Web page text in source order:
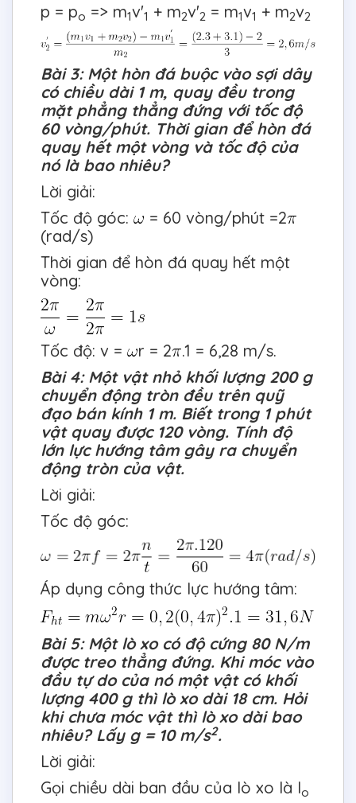
p = po => m1v'1 + m2v'2 = m1v1 + m2v2
Bài 3: Một hòn đá buộc vào sợi dây
có chiều dài 1 m, quay đều trong
mặt phẳng thẳng đứng với tốc độ
60 vòng/phút. Thời gian để hòn đá
quay hết một vòng và tốc độ của
nó là bao nhiêu?
Lời giải:
Tốc độ góc:
= 60 vòng/phút =2
(rad/s)
Thời gian để hòn đá quay hết một
vòng:
Tốc độ: v = r = 2 .1 = 6,28 m/s.
Bài 4: Một vật nhỏ khối lượng 200 g
chuyển động tròn đều trên quỹ
đạo bán kính 1 m. Biết trong 1 phút
vật quay được 120 vòng. Tính độ
lớn lực hướng tâm gây ra chuyển
động tròn của vật.
Lời giải:
Tốc độ góc:
Áp dụng công thức lực hướng tâm:
Bài 5: Một lò xo có độ cứng 80 N/m
được treo thẳng đứng. Khi móc vào
đầu tự do của nó một vật có khối
lượng 400 g thì lò xo dài 18 cm. Hỏi
khi chưa móc vật thì lò xo dài bao
nhiêu? Lấy g = 10 m/s2.
Lời giải:
Gọi chiều dài ban đầu của lò xo là lo